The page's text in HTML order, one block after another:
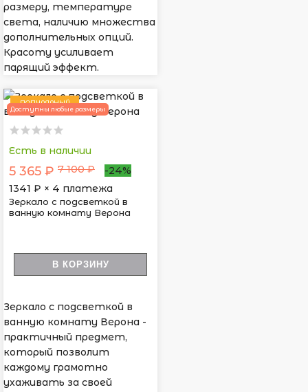
размеру, температуре
света, наличию множества
дополнительных опций.
Красоту усиливает
парящий эффект.
ПОПУЛЯРНЫЙ
Доступны любые размеры
Есть в наличии
5 365 ₽ 7 100 ₽
-24%
1341 ₽ × 4 платежа
Зеркало с подсветкой в
ванную комнату Верона
В КОРЗИНУ
Зеркало с подсветкой в
ванную комнату Верона -
практичный предмет,
который позволит
каждому грамотно
ухаживать за своей